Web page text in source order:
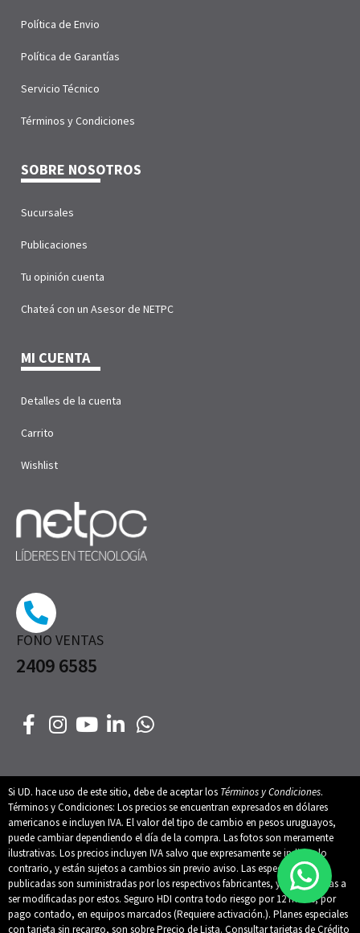
FONO VENTAS
2409 6585
Política de Envio
Política de Garantías
Servicio Técnico
Términos y Condiciones
SOBRE NOSOTROS
Sucursales
Publicaciones
Tu opinión cuenta
Chateá con un Asesor de NETPC
MI CUENTA
Detalles de la cuenta
Carrito
Wishlist
Si UD. hace uso de este sitio, debe de aceptar los Términos y Condiciones.
Términos y Condiciones: Los precios se encuentran expresados en dólares
americanos e incluyen IVA. El valor del tipo de cambio en pesos uruguayos,
puede cambiar dependiendo el día de la compra. Las fotos son meramente
ilustrativas. Los precios incluyen IVA salvo que expresamente se indique lo
contrario, y están sujetos a cambios sin previo aviso. Las especificaciones
publicadas son suministradas por los respectivos fabricantes, y están sujetas a
ser modificadas por estos. Seguro HDI contra todo riesgo por 12 meses, por
pago contado, en equipos marcados (Requiere activación.). Planes especiales
con tarjeta sin recargo, son sobre Precio de Lista. Consultar tarjetas de Crédito